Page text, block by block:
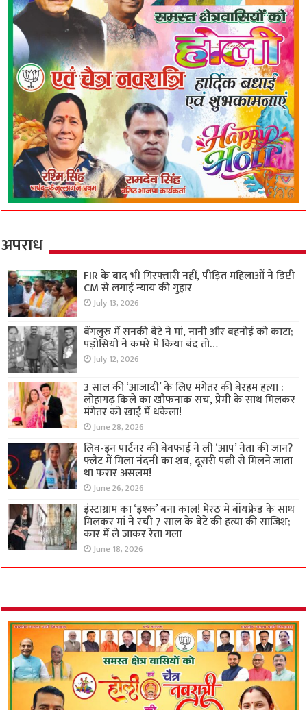
अपराध
FIR के बाद भी गिरफ्तारी नहीं, पीड़ित महिलाओं ने डिप्टी
CM से लगाई न्याय की गुहार
July 13, 2026
बेंगलुरु में सनकी बेटे ने मां, नानी और बहनोई को काटा;
पड़ोसियों ने कमरे में किया बंद तो…
July 12, 2026
3 साल की ‘आजादी’ के लिए मंगेतर की बेरहम हत्या :
लोहागढ़ किले का खौफनाक सच, प्रेमी के साथ मिलकर
मंगेतर को खाई में धकेला!
June 28, 2026
लिव-इन पार्टनर की बेवफाई ने ली ‘आप’ नेता की जान?
फ्लैट में मिला नंदनी का शव, दूसरी पत्नी से मिलने जाता
था फरार असलम!
June 26, 2026
इंस्टाग्राम का ‘इश्क’ बना काल! मेरठ में बॉयफ्रेंड के साथ
मिलकर मां ने रची 7 साल के बेटे की हत्या की साजिश;
कार में ले जाकर रेता गला
June 18, 2026